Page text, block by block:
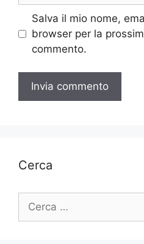
Salva il mio nome,
browser per la
commento.
Cerca
Ricerca